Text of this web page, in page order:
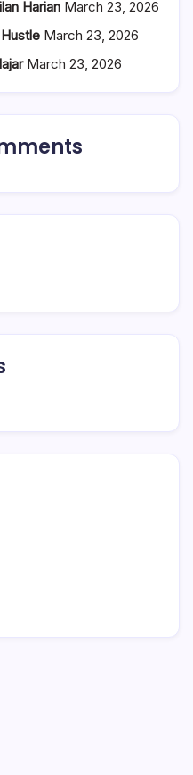
Harian March 23, 2026
March 23, 2026
March 23, 2026